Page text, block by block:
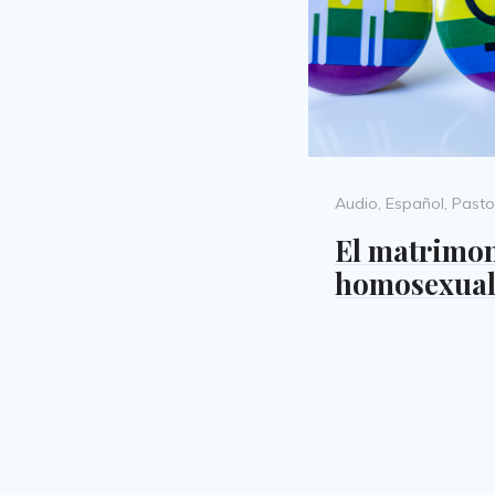
Categories
Audio, Español,
El
homosexual